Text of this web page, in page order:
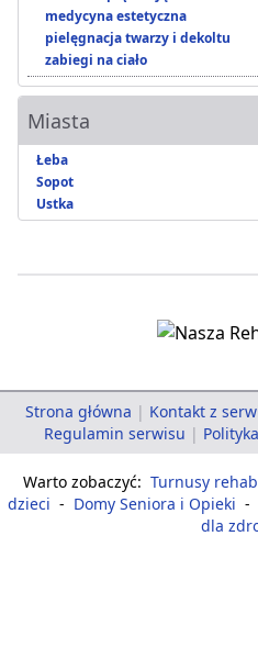
medycyna estetyczna
pielęgnacja twarzy i dekoltu
zabiegi na ciało
Miasta
Łeba
Sopot
Ustka
Strona główna | Kontakt z
Regulamin serwisu |
Warto zobaczyć: Turnusy
dzieci - Domy Seniora i Opieki -
dla